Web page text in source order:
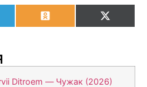
OdnoklassnikiX
Ditroem — Чужак (2026)